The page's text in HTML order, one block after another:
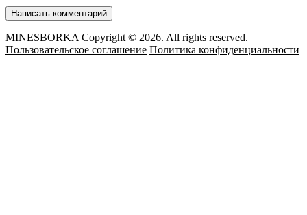
MINESBORKA Copyright © 2026. All rights reserved.
Пользовательское соглашение Политика конфиденциальности